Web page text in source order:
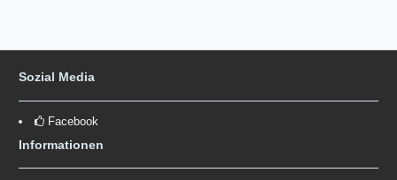
Sozial Media
Facebook
Informationen